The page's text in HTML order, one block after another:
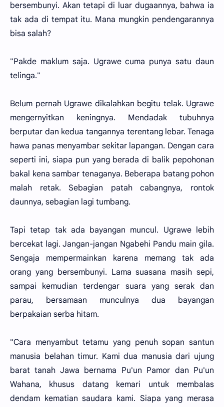
bersembunyi. Akan tetapi di luar dugaannya, bahwa ia
tak ada di tempat itu. Mana mungkin pendengarannya
bisa salah?
"Pakde maklum saja. Ugrawe cuma punya satu daun
telinga."
Belum pernah Ugrawe dikalahkan begitu telak. Ugrawe
mengernyitkan keningnya. Mendadak tubuhnya
berputar dan kedua tangannya terentang lebar. Tenaga
hawa panas menyambar sekitar lapangan. Dengan cara
seperti ini, siapa pun yang berada di balik pepohonan
bakal kena sambar tenaganya. Beberapa batang pohon
malah retak. Sebagian patah cabangnya, rontok
daunnya, sebagian lagi tumbang.
Tapi tetap tak ada bayangan muncul. Ugrawe lebih
bercekat lagi. Jangan-jangan Ngabehi Pandu main gila.
Sengaja mempermainkan karena memang tak ada
orang yang bersembunyi. Lama suasana masih sepi,
sampai kemudian terdengar suara yang serak dan
parau, bersamaan munculnya dua bayangan
berpakaian serba hitam.
"Cara menyambut tetamu yang penuh sopan santun
manusia belahan timur. Kami dua manusia dari ujung
barat tanah Jawa bernama Pu'un Pamor dan Pu'un
Wahana, khusus datang kemari untuk membalas
dendam kematian saudara kami. Siapa yang merasa